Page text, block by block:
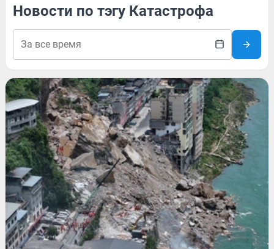
Новости по тэгу Катастрофа